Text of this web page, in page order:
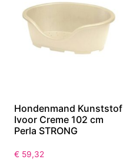
Hondenmand Kunststof
Ivoor Creme 102 cm
Perla STRONG
€ 59,32